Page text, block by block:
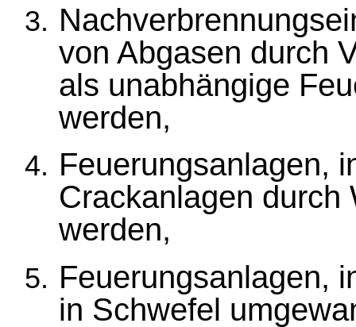
von Abgasen durch
als unabhängige
werden,
Feuerungsanlagen,
Crackanlagen durch
werden,
Feuerungsanlagen,
in Schwefel